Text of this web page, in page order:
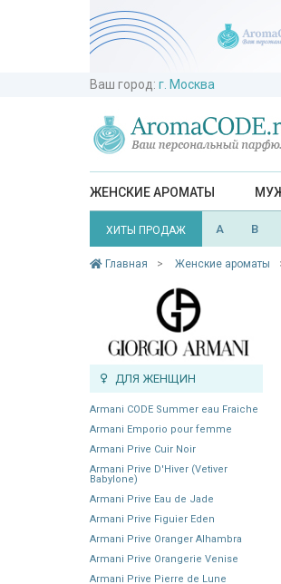
Ваш город: г. Москва
ЖЕНСКИЕ АРОМАТЫ
ХИТЫ ПРОДАЖ A B
Главная Женские ароматы
ДЛЯ ЖЕНЩИН
Armani CODE Summer eau Fraiche
Armani Emporio pour femme
Armani Prive Cuir Noir
Armani Prive D'Hiver (Vetiver
Babylone)
Armani Prive Eau de Jade
Armani Prive Figuier Eden
Armani Prive Oranger Alhambra
Armani Prive Orangerie Venise
Armani Prive Pierre de Lune